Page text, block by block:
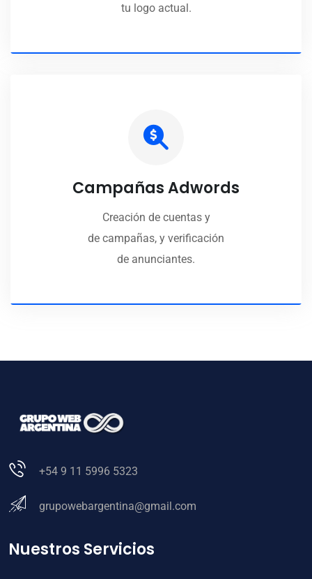
tu logo actual.
Campañas Adwords
Creación de cuentas y
de campañas, y verificación
de anunciantes.
+54 9 11 5996 5323
grupowebargentina@gmail.com
Nuestros Servicios